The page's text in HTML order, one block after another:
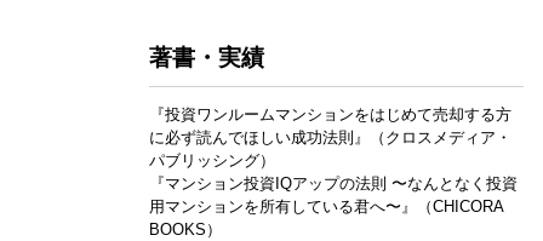
著書・実績
『投資ワンルームマンションをはじめて売却する方
に必ず読んでほしい成功法則』（クロスメディア・
パブリッシング）
『マンション投資IQアップの法則 〜なんとなく投資
用マンションを所有している君へ〜』（CHICORA
BOOKS）